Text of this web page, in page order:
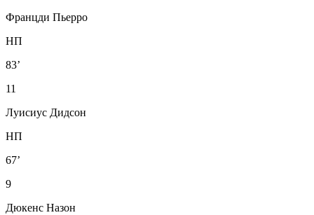
Францди Пьерро
НП
83’
11
Луисиус Дидсон
НП
67’
9
Дюкенс Назон